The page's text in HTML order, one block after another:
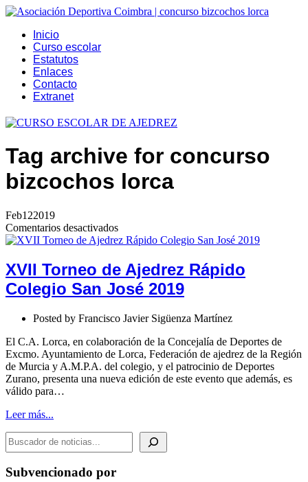
Inicio
Curso escolar
Estatutos
Enlaces
Contacto
Extranet
Tag archive for concurso
bizcochos lorca
Feb122019
Comentarios desactivadosen
XVII
de
Ajedrez
Rápido
Colegio
San
José
2019
XVII Torneo de Ajedrez Rápido
Colegio San José 2019
Posted by Francisco Javier Sigüenza Martínez
El C.A. Lorca, en colaboración de la Concejalía de Deportes de
Excmo. Ayuntamiento de Lorca, Federación de ajedrez de la Región
de Murcia y A.M.P.A. del colegio, y el patrocinio de Deportes
Zurano, presenta una nueva edición de este evento que además, es
válido para…
Leer más...
BUSCADOR DE NOTICIAS
Subvencionado por